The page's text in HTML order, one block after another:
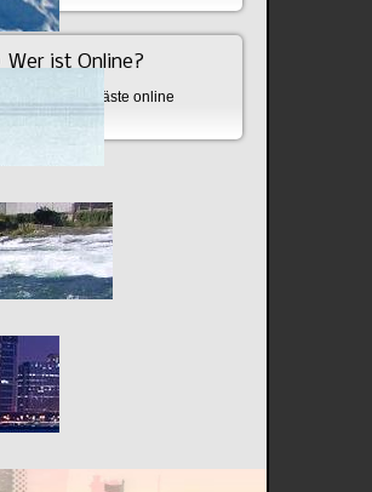
Wer ist Online?
sind 705 Gäste online